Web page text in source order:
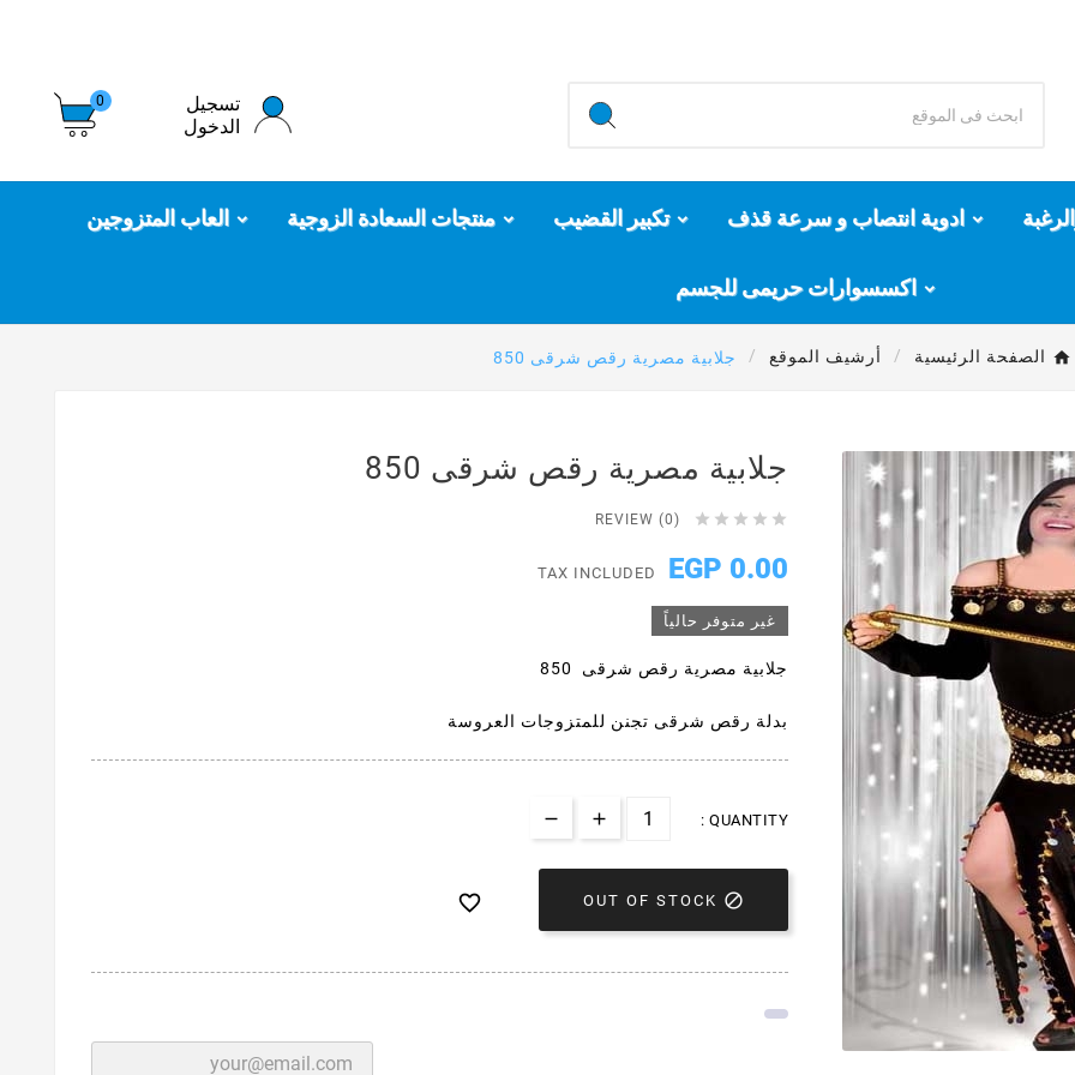
تسجيل
الدخول
0
ادوية انتصاب و سرعة قذف تكبير القضيب منتجات السعادة الزوجية العاب المتزوجين
اكسسوارات حريمى للجسم
الصفحة الرئيسية أرشيف الموقع جلابية مصرية رقص شرقى 850
جلابية مصرية رقص شرقى 850





REVIEW (0)
0.00 EGP
TAX INCLUDED
غير متوفر حالياً
جلابية مصرية رقص شرقى 850
بدلة رقص شرقى تجنن للمتزوجات العروسة
QUANTITY :

OUT OF STOCK
